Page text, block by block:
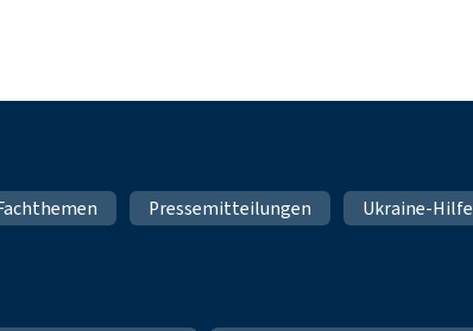
Pressemitteilungen Ukraine-Hilfe